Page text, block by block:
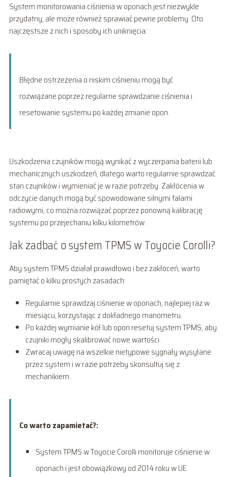
System monitorowania ciśnienia w oponach jest niezwykle
przydatny, ale może również sprawiać pewne problemy. Oto
najczęstsze z nich i sposoby ich uniknięcia:
Błędne ostrzeżenia o niskim ciśnieniu mogą być
rozwiązane poprzez regularne sprawdzanie ciśnienia i
resetowanie systemu po każdej zmianie opon.
Uszkodzenia czujników mogą wynikać z wyczerpania baterii lub
mechanicznych uszkodzeń, dlatego warto regularnie sprawdzać
stan czujników i wymieniać je w razie potrzeby. Zakłócenia w
odczycie danych mogą być spowodowane silnymi falami
radiowymi, co można rozwiązać poprzez ponowną kalibrację
systemu po przejechaniu kilku kilometrów.
Jak zadbać o system TPMS w Toyocie Corolli?
Aby system TPMS działał prawidłowo i bez zakłóceń, warto
pamiętać o kilku prostych zasadach:
Regularnie sprawdzaj ciśnienie w oponach, najlepiej raz w
miesiącu, korzystając z dokładnego manometru.
Po każdej wymianie kół lub opon resetuj system TPMS, aby
czujniki mogły skalibrować nowe wartości.
Zwracaj uwagę na wszelkie nietypowe sygnały wysyłane
przez system i w razie potrzeby skonsultuj się z
mechanikiem.
Co warto zapamietać?:
System TPMS w Toyocie Corolli monitoruje ciśnienie w
oponach i jest obowiązkowy od 2014 roku w UE.